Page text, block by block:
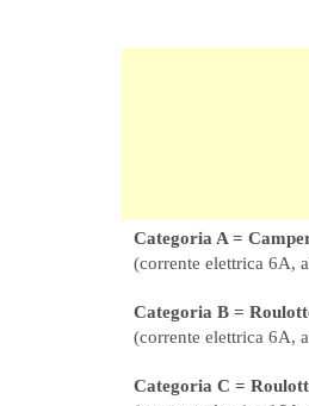
Categoria A =
(corrente elettrica 6A,
Categoria B =
(corrente elettrica 6A,
Categoria C =